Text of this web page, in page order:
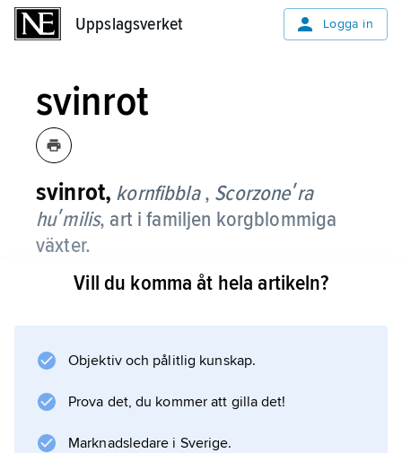
Uppslagsverket Logga in
svinrot
svinrot, kornfibbla , Scorzoneʹra
huʹmilis, art i familjen korgblommiga
växter.
Det är en flerårig, 10–50 cm hög ört med
Stjälken bär i toppen en gulblommig, 5–6 cm
mager mark i Europa och runt Medelhavet, i
Sverige tämligen allmänt norrut
Vill du komma åt hela artikeln?
Objektiv och pålitlig kunskap.
Prova det, du kommer att gilla det!
Marknadsledare i Sverige.